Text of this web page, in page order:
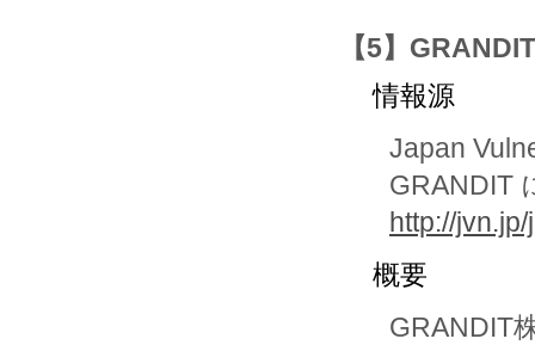
【5】
情報源
Japan
GRANDIT
http://
概要
GRANDIT